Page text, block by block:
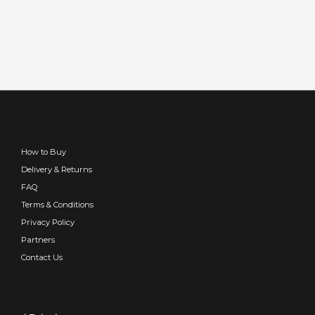
How to Buy
Delivery & Returns
FAQ
Terms & Conditions
Privacy Policy
Partners
Contact Us